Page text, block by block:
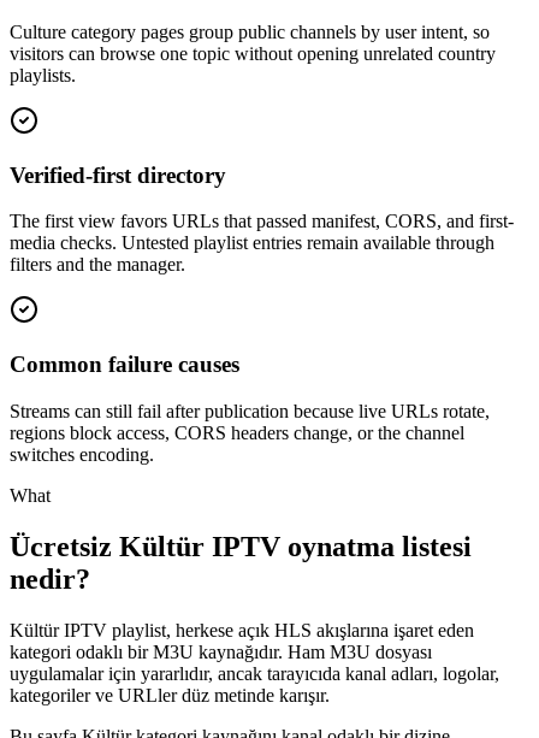
Culture category pages group public channels by user intent, so
visitors can browse one topic without opening unrelated country
playlists.
Verified-first directory
The first view favors URLs that passed manifest, CORS, and first-
media checks. Untested playlist entries remain available through
filters and the manager.
Common failure causes
Streams can still fail after publication because live URLs rotate,
regions block access, CORS headers change, or the channel
switches encoding.
What
Ücretsiz Kültür IPTV oynatma listesi
nedir?
Kültür IPTV playlist, herkese açık HLS akışlarına işaret eden
kategori odaklı bir M3U kaynağıdır. Ham M3U dosyası
uygulamalar için yararlıdır, ancak tarayıcıda kanal adları, logolar,
kategoriler ve URLler düz metinde karışır.